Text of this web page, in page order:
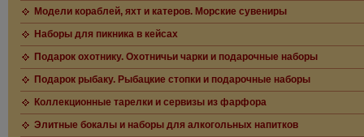
Модели кораблей, яхт и катеров. Морские сувениры
Наборы для пикника в кейсах
Подарок охотнику. Охотничьи чарки и подарочные наборы
Подарок рыбаку. Рыбацкие стопки и подарочные наборы
Коллекционные тарелки и сервизы из фарфора
Элитные бокалы и наборы для алкогольных напитков